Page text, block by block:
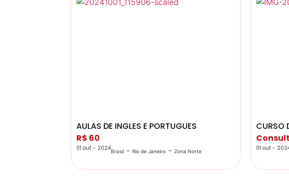
AULAS DE INGLES E PORTUGUES
R$ 60
01 out - 2024Brasil - Rio de Janeiro - Zona Norte
CURSO
01 out -